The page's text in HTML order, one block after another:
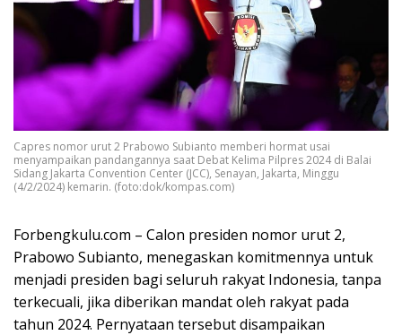
Capres nomor urut 2 Prabowo Subianto memberi hormat usai
menyampaikan pandangannya saat Debat Kelima Pilpres 2024 di Balai
Sidang Jakarta Convention Center (JCC), Senayan, Jakarta, Minggu
(4/2/2024) kemarin. (foto:dok/kompas.com)
Forbengkulu.com – Calon presiden nomor urut 2,
Prabowo Subianto, menegaskan komitmennya untuk
menjadi presiden bagi seluruh rakyat Indonesia, tanpa
terkecuali, jika diberikan mandat oleh rakyat pada
tahun 2024. Pernyataan tersebut disampaikan